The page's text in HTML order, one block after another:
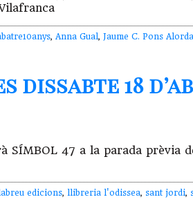
, Anna Gual, Jaume C. Pons Alorda
dissabte 18
SÍMBOL 47 a la parada prèvia
edicions, llibreria l'odissea, sant jordi,